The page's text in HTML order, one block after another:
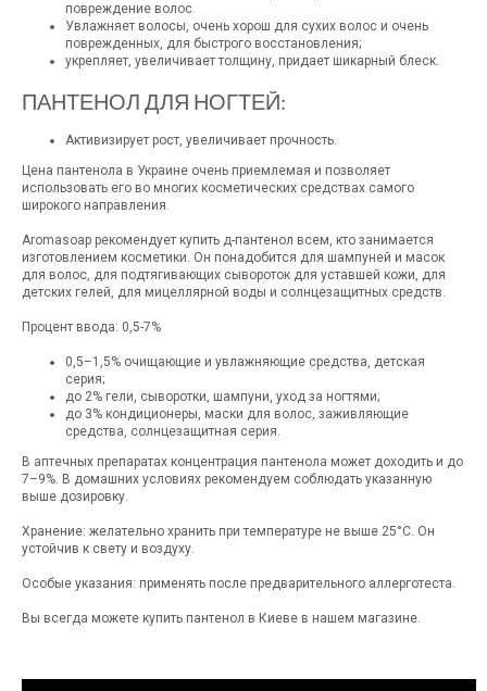
повреждение волос.
Увлажняет волосы, очень хорош для сухих волос и очень
поврежденных, для быстрого восстановления;
укрепляет, увеличивает толщину, придает шикарный блеск.
ПАНТЕНОЛ ДЛЯ НОГТЕЙ:
Активизирует рост, увеличивает прочность.
Цена пантенола в Украине очень приемлемая и позволяет
использовать его во многих косметических средствах самого
широкого направления.
Aromasoap рекомендует купить д-пантенол всем, кто занимается
изготовлением косметики. Он понадобится для шампуней и масок
для волос, для подтягивающих сывороток для уставшей кожи, для
детских гелей, для мицеллярной воды и солнцезащитных средств.
Процент ввода: 0,5-7%
0,5–1,5% очищающие и увлажняющие средства, детская
серия;
до 2% гели, сыворотки, шампуни, уход за ногтями;
до 3% кондиционеры, маски для волос, заживляющие
средства, солнцезащитная серия.
В аптечных препаратах концентрация пантенола может доходить и до
7–9%. В домашних условиях рекомендуем соблюдать указанную
выше дозировку.
Хранение: желательно хранить при температуре не выше 25°С. Он
устойчив к свету и воздуху.
Особые указания: применять после предварительного аллерготеста.
Вы всегда можете купить пантенол в Киеве в нашем магазине.